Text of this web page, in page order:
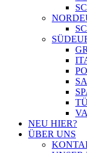
NEU HIER?
ÜBER UNS